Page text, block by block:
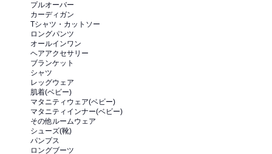
プルオーバー
カーディガン
Tシャツ・カットソー
ロングパンツ
オールインワン
ヘアアクセサリー
ブランケット
シャツ
レッグウェア
肌着(ベビー)
マタニティウェア(ベビー)
マタニティインナー(ベビー)
その他ルームウェア
シューズ(靴)
パンプス
ロングブーツ